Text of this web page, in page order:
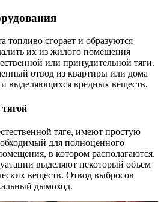
топливо сгорает и образуются
их из жилого помещения
или принудительной тяги.
отвод из квартиры или дома
и выделяющихся вредных веществ.
тяге, имеют простую
для полноценного
в котором располагаются.
выделяют некоторый объем
веществ. Отвод выбросов
дымоход.